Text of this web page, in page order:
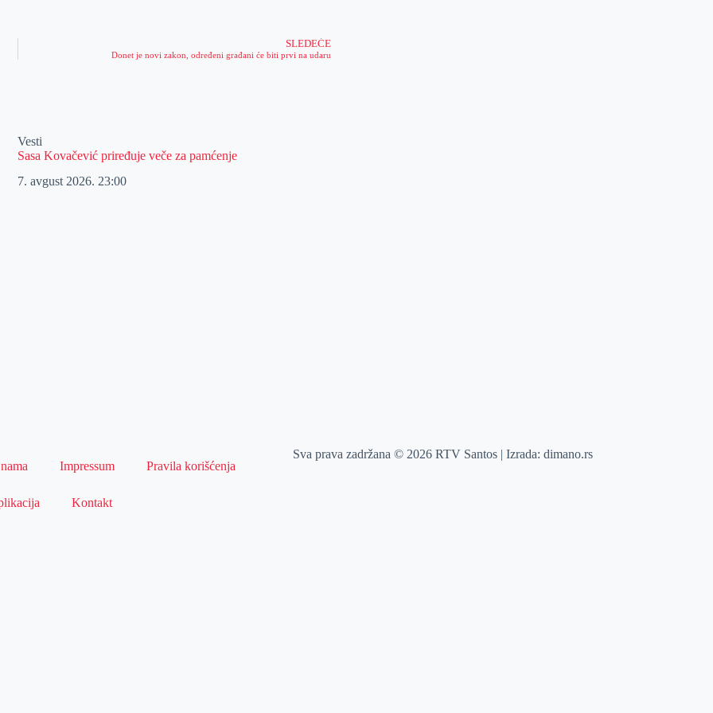
SLEDEĆE
Donet je novi zakon, određeni građani će biti prvi na udaru
Vesti
Sasa Kovačević priređuje veče za pamćenje
7. avgust 2026. 23:00
Impressum Pravila korišćenja
Kontakt
Sva prava zadržana © 2026 RTV Santos | Izrada:dimano.rs